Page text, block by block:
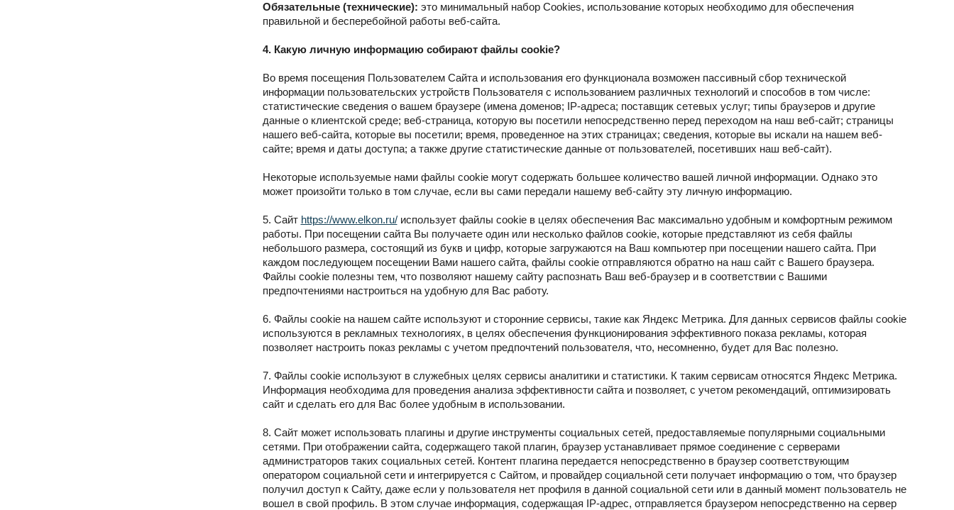
Обязательные (технические): это минимальный набор Cookies, использование которых необходимо для обеспечения
правильной и бесперебойной работы веб-сайта.
4. Какую личную информацию собирают файлы cookie?
Во время посещения Пользователем Сайта и использования его функционала возможен пассивный сбор технической
информации пользовательских устройств Пользователя с использованием различных технологий и способов в том числе:
статистические сведения о вашем браузере (имена доменов; IP-адреса; поставщик сетевых услуг; типы браузеров и другие
данные о клиентской среде; веб-страница, которую вы посетили непосредственно перед переходом на наш веб-сайт; страницы
нашего веб-сайта, которые вы посетили; время, проведенное на этих страницах; сведения, которые вы искали на нашем веб-
сайте; время и даты доступа; а также другие статистические данные от пользователей, посетивших наш веб-сайт).
Некоторые используемые нами файлы cookie могут содержать большее количество вашей личной информации. Однако это
может произойти только в том случае, если вы сами передали нашему веб-сайту эту личную информацию.
5. Сайт https://www.elkon.ru/использует файлы cookie в целях обеспечения Вас максимально удобным и комфортным режимом
работы. При посещении сайта Вы получаете один или несколько файлов cookie, которые представляют из себя файлы
небольшого размера, состоящий из букв и цифр, которые загружаются на Ваш компьютер при посещении нашего сайта. При
каждом последующем посещении Вами нашего сайта, файлы cookie отправляются обратно на наш сайт с Вашего браузера.
Файлы cookie полезны тем, что позволяют нашему сайту распознать Ваш веб-браузер и в соответствии с Вашими
предпочтениями настроиться на удобную для Вас работу.
6. Файлы cookie на нашем сайте используют и сторонние сервисы, такие как Яндекс Метрика. Для данных сервисов файлы cookie
используются в рекламных технологиях, в целях обеспечения функционирования эффективного показа рекламы, которая
позволяет настроить показ рекламы с учетом предпочтений пользователя, что, несомненно, будет для Вас полезно.
7. Файлы cookie используют в служебных целях сервисы аналитики и статистики. К таким сервисам относятся Яндекс Метрика.
Информация необходима для проведения анализа эффективности сайта и позволяет, с учетом рекомендаций, оптимизировать
сайт и сделать его для Вас более удобным в использовании.
8. Сайт может использовать плагины и другие инструменты социальных сетей, предоставляемые популярными социальными
сетями. При отображении сайта, содержащего такой плагин, браузер устанавливает прямое соединение с серверами
администраторов таких социальных сетей. Контент плагина передается непосредственно в браузер соответствующим
оператором социальной сети и интегрируется с Сайтом, и провайдер социальной сети получает информацию о том, что браузер
получил доступ к Сайту, даже если у пользователя нет профиля в данной социальной сети или в данный момент пользователь не
вошел в свой профиль. В этом случае информация, содержащая IP-адрес, отправляется браузером непосредственно на сервер